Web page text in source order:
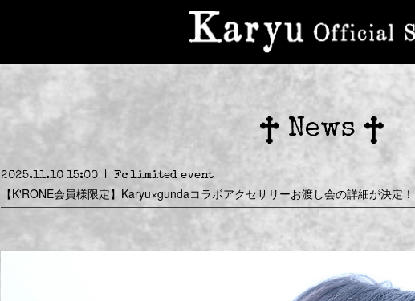
News
2025.11.10 15:00 Fc limited event
【K'RONE会員様限定】Karyu×gundaコラボアクセサリーお渡し会の詳細が決定！